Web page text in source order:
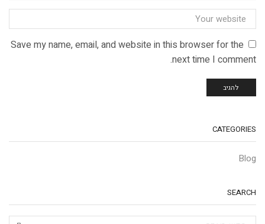
Save my name, email, and website in this browser for the
next time I comment.
CATEGORIES
Blog
SEARCH